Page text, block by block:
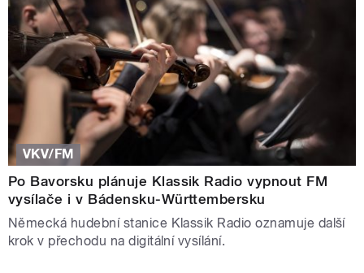
VKV/FM
Po Bavorsku plánuje Klassik Radio vypnout FM
vysílače i v Bádensku-Württembersku
Německá hudební stanice Klassik Radio oznamuje další
krok v přechodu na digitální vysílání.